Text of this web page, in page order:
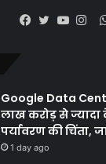
Google Data
लाख करोड़ से ज्यादा
पर्यावरण की चिंता,
1 day ago